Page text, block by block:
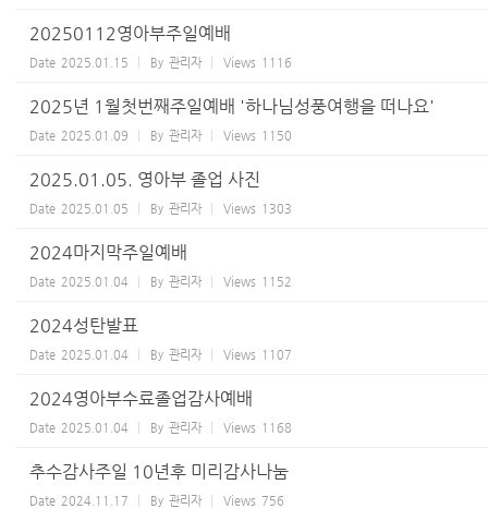
20250112영아부주일예배
Date 2025.01.15 By 관리자 Views 1116
2025년 1월첫번째주일예배 '하나님성풍여행을 떠나요'
Date 2025.01.09 By 관리자 Views 1150
2025.01.05. 영아부 졸업 사진
Date 2025.01.05 By 관리자 Views 1303
2024마지막주일예배
Date 2025.01.04 By 관리자 Views 1152
2024성탄발표
Date 2025.01.04 By 관리자 Views 1107
2024영아부수료졸업감사예배
Date 2025.01.04 By 관리자 Views 1168
추수감사주일 10년후 미리감사나눔
Date 2024.11.17 By 관리자 Views 756